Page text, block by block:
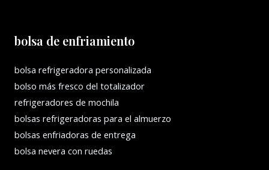
bolsa de enfriamiento
bolsa refrigeradora personalizada
bolso más fresco del totalizador
refrigeradores de mochila
bolsas refrigeradoras para el almuerzo
bolsas enfriadoras de entrega
bolsa nevera con ruedas